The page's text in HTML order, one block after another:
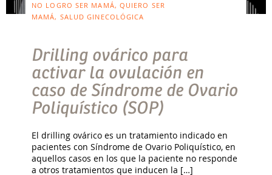
NO LOGRO SER MAMÁ, QUIERO SER
MAMÁ, SALUD GINECOLÓGICA
Drilling ovárico para
activar la ovulación en
caso de Síndrome de Ovario
Poliquístico (SOP)
El drilling ovárico es un tratamiento indicado en
pacientes con Síndrome de Ovario Poliquístico, en
aquellos casos en los que la paciente no responde
a otros tratamientos que inducen la […]